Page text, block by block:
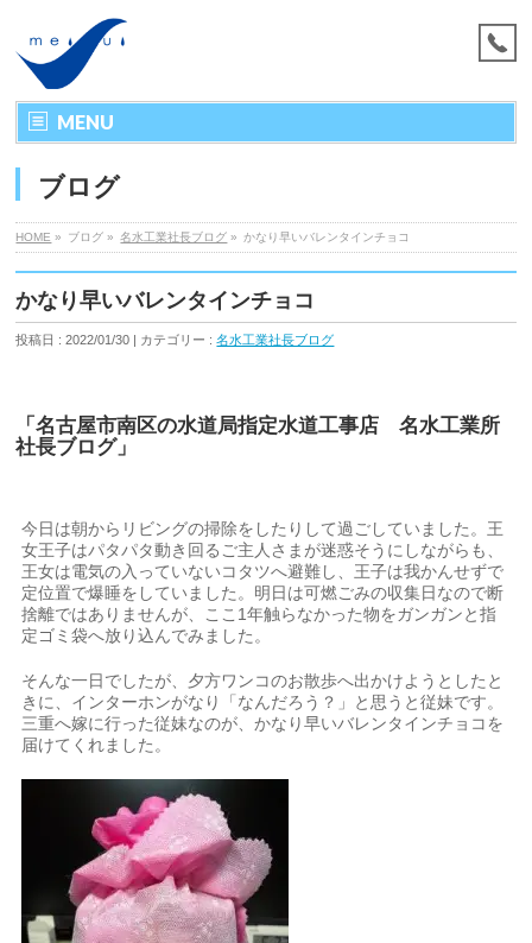
MENU
ブログ
HOME » ブログ » 名水工業社長ブログ » かなり早いバレンタインチョコ
かなり早いバレンタインチョコ
投稿日 : 2022/01/30 | カテゴリー :名水工業社長ブログ
「名古屋市南区の水道局指定水道工事店 名水工業所
社長ブログ」
今日は朝からリビングの掃除をしたりして過ごしていました。王
女王子はパタパタ動き回るご主人さまが迷惑そうにしながらも、
王女は電気の入っていないコタツへ避難し、王子は我かんせずで
定位置で爆睡をしていました。明日は可燃ごみの収集日なので断
捨離ではありませんが、ここ1年触らなかった物をガンガンと指
定ゴミ袋へ放り込んでみました。
そんな一日でしたが、夕方ワンコのお散歩へ出かけようとしたと
きに、インターホンがなり「なんだろう？」と思うと従妹です。
三重へ嫁に行った従妹なのが、かなり早いバレンタインチョコを
届けてくれました。